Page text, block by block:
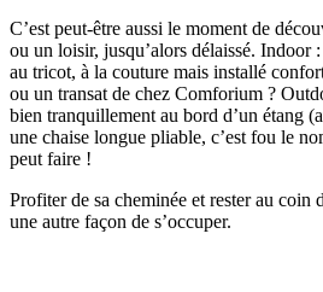
C’est peut-être aussi le moment de
ou un loisir, jusqu’alors délaissé. Indoor
au tricot, à la couture mais installé
ou un transat de chez Comforium ?
bien tranquillement au bord d’un étang
une chaise longue pliable, c’est fou le
peut faire !
Profiter de sa cheminée et rester au coin
une autre façon de s’occuper.